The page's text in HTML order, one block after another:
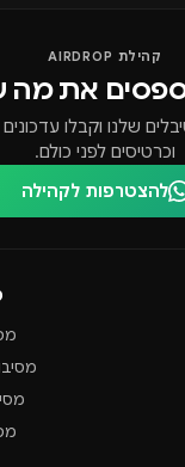
קהילת AIRDROP
את מה
שלנו וקבלו
וכרטיסים לפני כולם.
להצטרפות לקהילה